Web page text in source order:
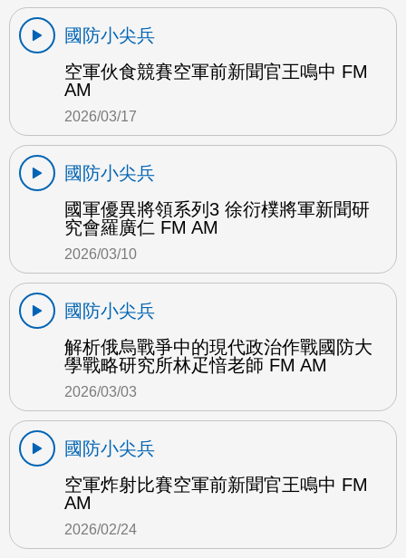
國防小尖兵
空軍伙食競賽空軍前新聞官王鳴中 FM
AM
2026/03/17
國防小尖兵
國軍優異將領系列3 徐衍樸將軍新聞研
究會羅廣仁 FM AM
2026/03/10
國防小尖兵
解析俄烏戰爭中的現代政治作戰國防大
學戰略研究所林疋愔老師 FM AM
2026/03/03
國防小尖兵
空軍炸射比賽空軍前新聞官王鳴中 FM
AM
2026/02/24